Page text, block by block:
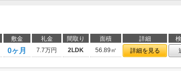
敷金 礼金 間取り 面積 詳細
0ヶ月 7.7万円 2LDK 56.89㎡ 詳細を見る